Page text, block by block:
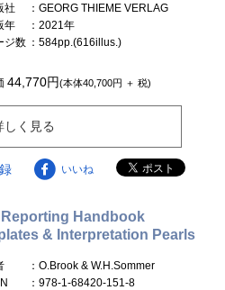
社
：GEORG THIEME VERLAG
年
：2021年
ジ数 ：584pp.(616illus.)
44,770円(本体40,700円 ＋ 税)
しく見る
いいね
Handbook
& Interpretation Pearls
：O.Brook & W.H.Sommer
：978-1-68420-151-8